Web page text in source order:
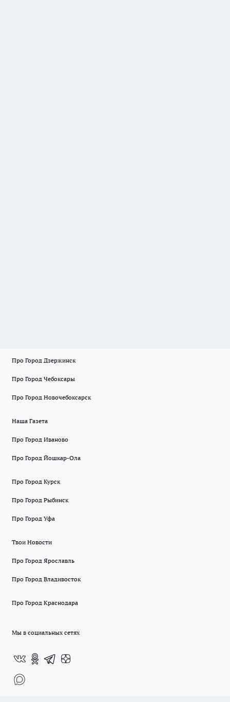
Про Город Дзержинск
Про Город Чебоксары
Про Город Новочебоксарск
Наша Газета
Про Город Иваново
Про Город Йошкар-Ола
Про Город Курск
Про Город Рыбинск
Про Город Уфа
Твои Новости
Про Город Ярославль
Про Город Владивосток
Про Город Краснодара
Мы в социальных сетях